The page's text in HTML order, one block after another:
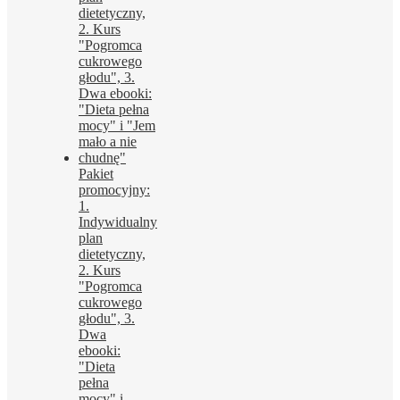
Pakiet
promocyjny:
1.
Indywidualny
plan
dietetyczny,
2. Kurs
"Pogromca
cukrowego
głodu", 3.
Dwa
ebooki:
"Dieta
pełna